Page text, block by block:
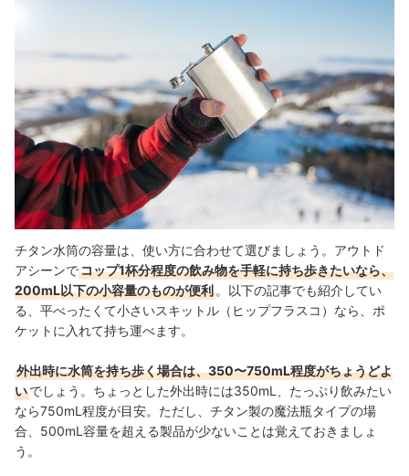
チタン水筒の容量は、使い方に合わせて選びましょう。アウトド
アシーンでコップ1杯分程度の飲み物を手軽に持ち歩きたいなら、
200mL以下の小容量のものが便利。以下の記事でも紹介してい
る、平べったくて小さいスキットル（ヒップフラスコ）なら、ポ
ケットに入れて持ち運べます。
外出時に水筒を持ち歩く場合は、350〜750mL程度がちょうどよ
いでしょう。ちょっとした外出時には350mL、たっぷり飲みたい
なら750mL程度が目安。ただし、チタン製の魔法瓶タイプの場
合、500mL容量を超える製品が少ないことは覚えておきましょ
う。